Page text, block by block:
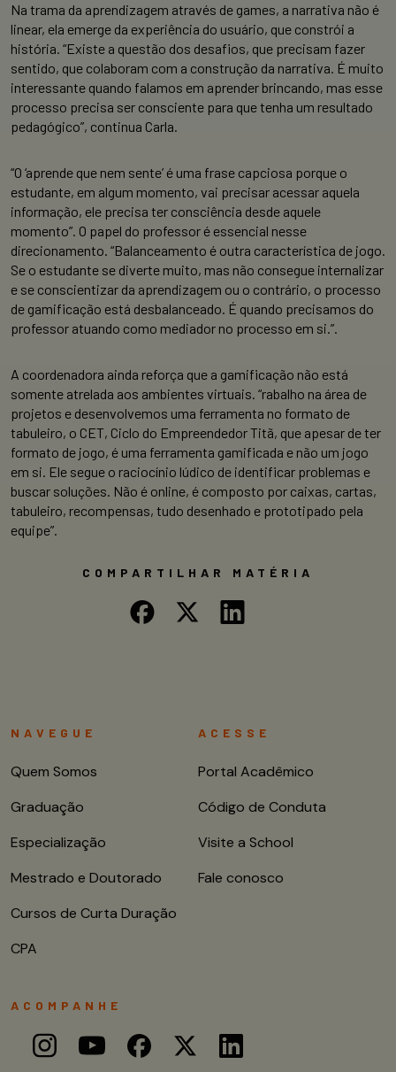
Na trama da aprendizagem através de games, a narrativa não é
linear, ela emerge da experiência do usuário, que constrói a
história. “Existe a questão dos desafios, que precisam fazer
sentido, que colaboram com a construção da narrativa. É muito
interessante quando falamos em aprender brincando, mas esse
processo precisa ser consciente para que tenha um resultado
pedagógico”, continua Carla.
“O ‘aprende que nem sente’ é uma frase capciosa porque o
estudante, em algum momento, vai precisar acessar aquela
informação, ele precisa ter consciência desde aquele
momento”. O papel do professor é essencial nesse
direcionamento. “Balanceamento é outra característica de jogo.
Se o estudante se diverte muito, mas não consegue internalizar
e se conscientizar da aprendizagem ou o contrário, o processo
de gamificação está desbalanceado. É quando precisamos do
professor atuando como mediador no processo em si.”.
A coordenadora ainda reforça que a gamificação não está
somente atrelada aos ambientes virtuais. “rabalho na área de
projetos e desenvolvemos uma ferramenta no formato de
tabuleiro, o CET, Ciclo do Empreendedor Titã, que apesar de ter
formato de jogo, é uma ferramenta gamificada e não um jogo
em si. Ele segue o raciocínio lúdico de identificar problemas e
buscar soluções. Não é online, é composto por caixas, cartas,
tabuleiro, recompensas, tudo desenhado e prototipado pela
equipe”.
COMPARTILHAR MATÉRIA
NAVEGUE
Quem Somos
Graduação
Especialização
Mestrado e Doutorado
Cursos de Curta Duração
CPA
ACESSE
Portal Acadêmico
Código de Conduta
Visite a School
Fale conosco
ACOMPANHE